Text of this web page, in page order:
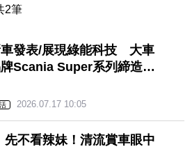
2筆
發表/展現綠能科技 大車
Scania Super系列締造低
2026.07.17 10:05
先不看辣妹！清流賞車眼中